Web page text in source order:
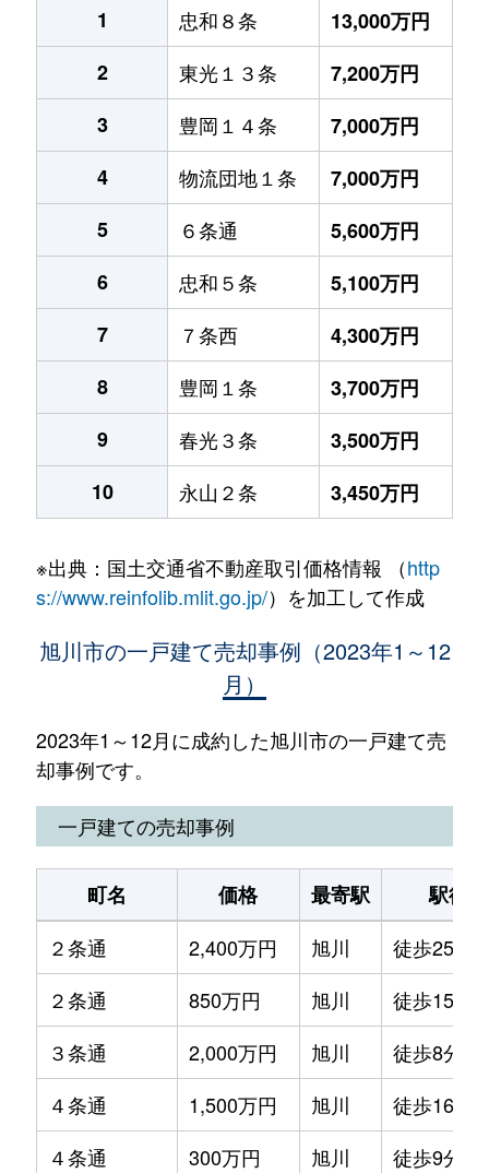
1
忠和８条
13,000万円
2
東光１３条
7,200万円
3
豊岡１４条
7,000万円
4
物流団地１条
7,000万円
5
６条通
5,600万円
6
忠和５条
5,100万円
7
７条西
4,300万円
8
豊岡１条
3,700万円
9
春光３条
3,500万円
10
永山２条 3,450万円
※出典：国土交通省不動産取引価格情報 （http
s://www.reinfolib.mlit.go.jp/）を加工して作成
旭川市の一戸建て売却事例（2023年1～12
月）
2023年1～12月に成約した旭川市の一戸建て売
却事例です。
一戸建ての売却事例
町名 価格 最寄駅
駅徒歩
２条通
2,400万円 旭川
徒歩25分
２条通
850万円 旭川
徒歩15分
３条通
2,000万円 旭川
徒歩8分
４条通
1,500万円 旭川
徒歩16分
４条通
300万円 旭川
徒歩9分